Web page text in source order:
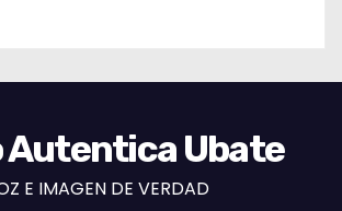
Autentica Ubate
E IMAGEN DE VERDAD